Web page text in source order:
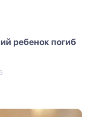
ребенок погиб